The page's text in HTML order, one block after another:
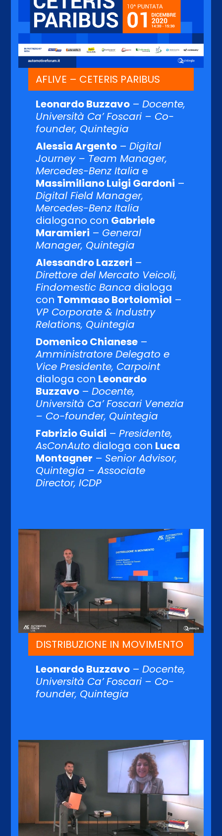
AFLIVE – CETERIS PARIBUS
Leonardo Buzzavo –Docente,
Università Ca’ Foscari – Co-
founder, Quintegia
Alessia Argento –Digital
Journey – Team Manager,
Mercedes-Benz Italia e
Massimiliano Luigi Gardoni –
Digital Field Manager,
Mercedes-Benz Italia
dialogano con Gabriele
Maramieri – General
Manager, Quintegia
Alessandro Lazzeri –
Direttore del Mercato Veicoli,
Findomestic Banca dialoga
con Tommaso Bortolomiol –
VP Corporate & Industry
Relations, Quintegia
Domenico Chianese –
Amministratore Delegato e
Vice Presidente, Carpoint
dialoga con Leonardo
Buzzavo –Docente,
Università Ca’ Foscari Venezia
– Co-founder, Quintegia
Fabrizio Guidi –Presidente,
AsConAuto dialoga con Luca
Montagner – Senior Advisor,
Quintegia – Associate
Director, ICDP
DISTRIBUZIONE IN MOVIMENTO
Leonardo Buzzavo –Docente,
Università Ca’ Foscari – Co-
founder, Quintegia